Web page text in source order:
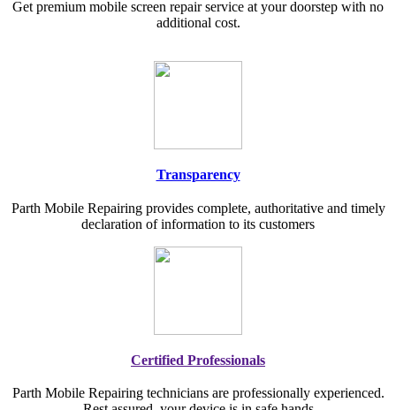
Get premium mobile screen repair service at your doorstep with no
additional cost.
Transparency
Parth Mobile Repairing provides complete, authoritative and timely
declaration of information to its customers
Certified Professionals
Parth Mobile Repairing technicians are professionally experienced.